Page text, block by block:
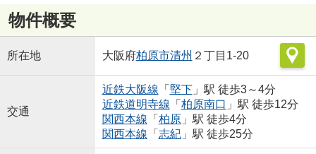
物件概要
所在地 大阪府柏原市清州 ２丁目1-20
交通
近鉄大阪線 「 堅下」駅 徒歩3～4分
近鉄道明寺線 「 柏原南口 」駅 徒歩12分
関西本線 「 柏原」駅 徒歩4分
関西本線 「 志紀」駅 徒歩25分